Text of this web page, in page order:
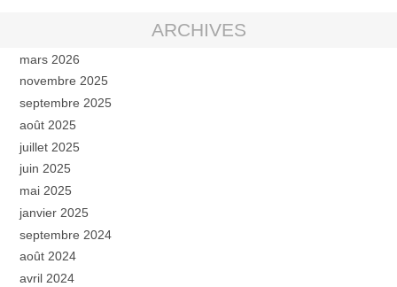
ARCHIVES
mars 2026
novembre 2025
septembre 2025
août 2025
juillet 2025
juin 2025
mai 2025
janvier 2025
septembre 2024
août 2024
avril 2024